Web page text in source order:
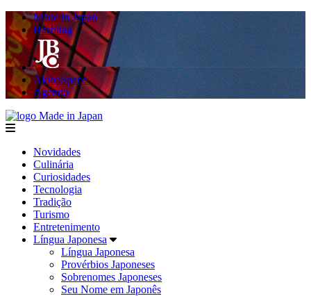
Made in Japan
Hashitag
AkibaSpace
Agenda
menu
Novidades
Culinária
Curiosidades
Tecnologia
Tradição
Turismo
Entretenimento
Língua Japonesa
Língua Japonesa
Provérbios Japoneses
Sobrenomes Japoneses
Seu Nome em Japonês